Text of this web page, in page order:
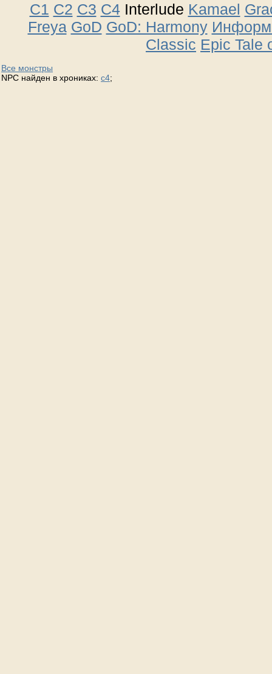
C1 C2 C3 C4Interlude Kamael
Freya GoD GoD: Harmony
Classic Epic Tale
Все монстры
NPC найден в хрониках: c4;